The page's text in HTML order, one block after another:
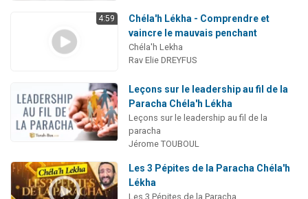
4:59
Chéla'h Lékha - Comprendre et
vaincre le mauvais penchant
Chéla'h Lekha
Rav Elie DREYFUS
Leçons sur le leadership au fil de la
Paracha Chéla'h Lékha
Leçons sur le leadership au fil de la
paracha
Jérome TOUBOUL
Les 3 Pépites de la Paracha Chéla'h
Lékha
Les 3 Pépites de la Paracha